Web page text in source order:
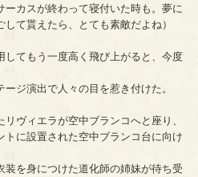
ーカスが終わって寝付いた時も。夢に
て貰えたら、とても素敵だよね）
てもう一度高く飛び上がると、今度
ジ演出で人々の目を惹き付けた。
ヴィエラが空中ブランコへと座り、
に設置された空中ブランコ台に向け
を身につけた道化師の姉妹が待ち受